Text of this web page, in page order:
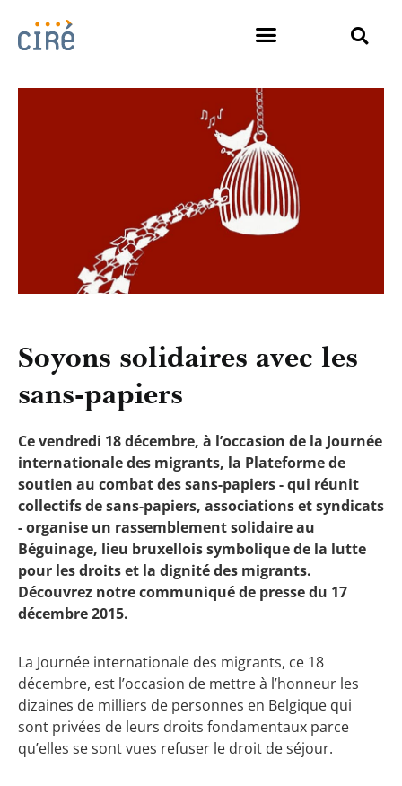
Soyons solidaires avec les
sans-papiers
Ce vendredi 18 décembre, à l’occasion de la Journée
internationale des migrants, la Plateforme de
soutien au combat des sans-papiers - qui réunit
collectifs de sans-papiers, associations et syndicats
- organise un rassemblement solidaire au
Béguinage, lieu bruxellois symbolique de la lutte
pour les droits et la dignité des migrants.
Découvrez notre communiqué de presse du 17
décembre 2015.
La Journée internationale des migrants, ce 18
décembre, est l’occasion de mettre à l’honneur les
dizaines de milliers de personnes en Belgique qui
sont privées de leurs droits fondamentaux parce
qu’elles se sont vues refuser le droit de séjour.